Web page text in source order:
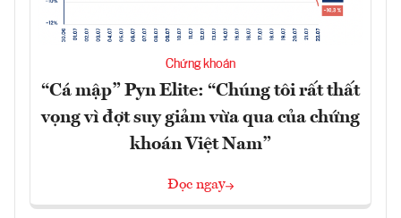
Chứng khoán
“Cá mập” Pyn Elite: “Chúng tôi rất thất
vọng vì đợt suy giảm vừa qua của chứng
khoán Việt Nam”
Đọc ngay